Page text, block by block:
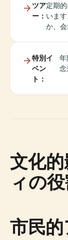
ツア
ー：
定期
いま
か、会
特別イ
ベン
ト：
年
念
文化
ィの
市民